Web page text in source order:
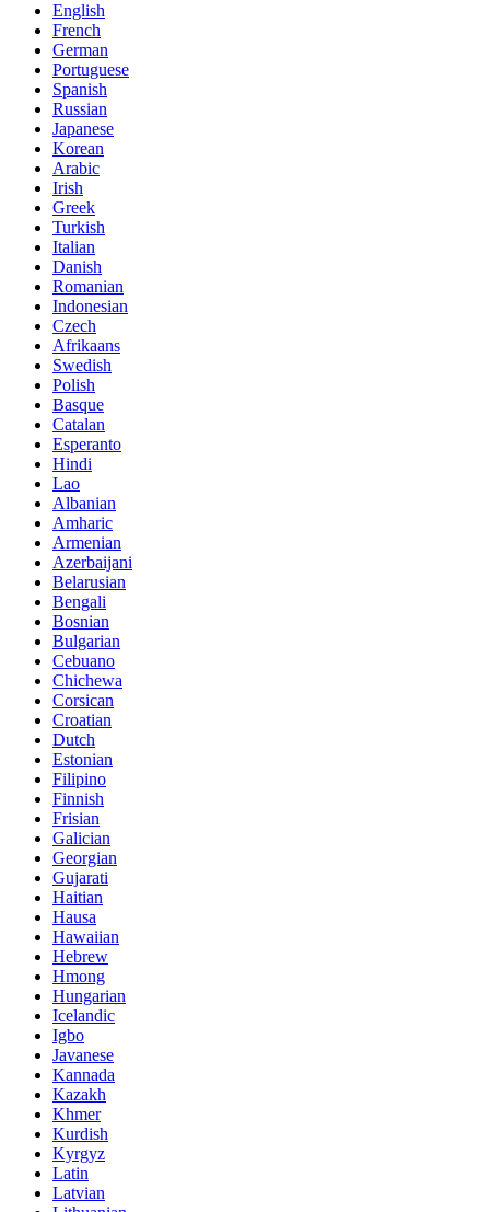
English
French
German
Portuguese
Spanish
Russian
Japanese
Korean
Arabic
Irish
Greek
Turkish
Italian
Danish
Romanian
Indonesian
Czech
Afrikaans
Swedish
Polish
Basque
Catalan
Esperanto
Hindi
Lao
Albanian
Amharic
Armenian
Azerbaijani
Belarusian
Bengali
Bosnian
Bulgarian
Cebuano
Chichewa
Corsican
Croatian
Dutch
Estonian
Filipino
Finnish
Frisian
Galician
Georgian
Gujarati
Haitian
Hausa
Hawaiian
Hebrew
Hmong
Hungarian
Icelandic
Igbo
Javanese
Kannada
Kazakh
Khmer
Kurdish
Kyrgyz
Latin
Latvian